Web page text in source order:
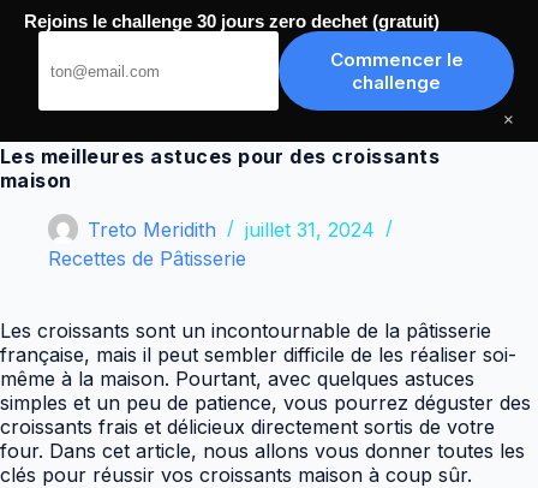
Passer
Les meilleures astuces pour des croissants
maison
Treto Meridith
juillet 31, 2024
Recettes de Pâtisserie
Les croissants sont un incontournable de la pâtisserie
française, mais il peut sembler difficile de les réaliser soi-
même à la maison. Pourtant, avec quelques astuces
simples et un peu de patience, vous pourrez déguster des
croissants frais et délicieux directement sortis de votre
four. Dans cet article, nous allons vous donner toutes les
clés pour réussir vos croissants maison à coup sûr.
Rejoins le challenge 30 jours zero dechet (gratuit)
Commencer le
challenge
×